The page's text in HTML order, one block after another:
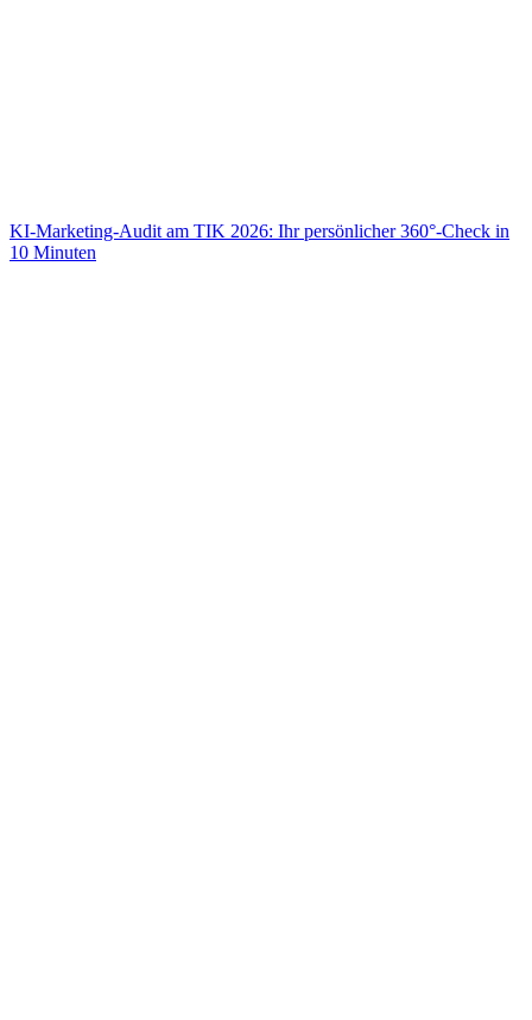
KI-Marketing-Audit am TIK 2026: Ihr persönlicher 360°-Check in
10 Minuten